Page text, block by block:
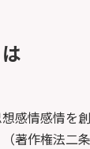
感情感情を
著作権法二条